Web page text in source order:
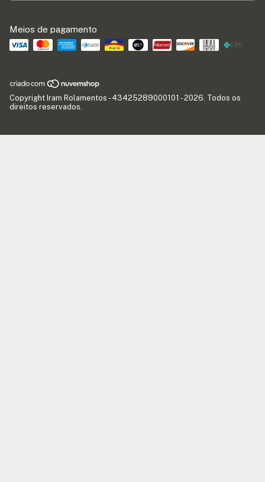
Meios de pagamento
Copyright Iram Rolamentos - 43425289000101 - 2026. Todos os
direitos reservados.